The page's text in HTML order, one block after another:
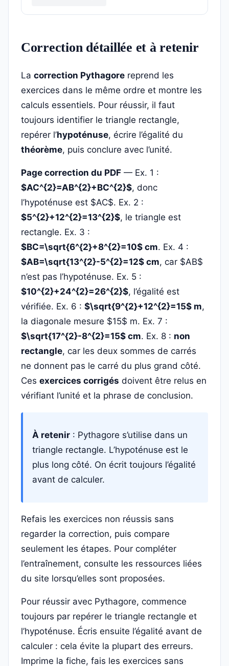
Correction détaillée et à retenir
La correction Pythagore reprend les
exercices dans le même ordre et montre les
calculs essentiels. Pour réussir, il faut
toujours identifier le triangle rectangle,
repérer l’hypoténuse, écrire l’égalité du
théorème, puis conclure avec l’unité.
Page correction du PDF — Ex. 1 :
$AC^{2}=AB^{2}+BC^{2}$, donc
l’hypoténuse est $AC$. Ex. 2 :
$5^{2}+12^{2}=13^{2}$, le triangle est
rectangle. Ex. 3 :
$BC=\sqrt{6^{2}+8^{2}=10$ cm. Ex. 4 :
$AB=\sqrt{13^{2}-5^{2}=12$ cm, car $AB$
n’est pas l’hypoténuse. Ex. 5 :
$10^{2}+24^{2}=26^{2}$, l’égalité est
vérifiée. Ex. 6 : $\sqrt{9^{2}+12^{2}=15$ m,
la diagonale mesure $15$ m. Ex. 7 :
$\sqrt{17^{2}-8^{2}=15$ cm. Ex. 8 : non
rectangle, car les deux sommes de carrés
ne donnent pas le carré du plus grand côté.
Ces exercices corrigés doivent être relus en
vérifiant l’unité et la phrase de conclusion.
À retenir : Pythagore s’utilise dans un
triangle rectangle. L’hypoténuse est le
plus long côté. On écrit toujours l’égalité
avant de calculer.
Refais les exercices non réussis sans
regarder la correction, puis compare
seulement les étapes. Pour compléter
l’entraînement, consulte les ressources liées
du site lorsqu’elles sont proposées.
Pour réussir avec Pythagore, commence
toujours par repérer le triangle rectangle et
l’hypoténuse. Écris ensuite l’égalité avant de
calculer : cela évite la plupart des erreurs.
Imprime la fiche, fais les exercices sans